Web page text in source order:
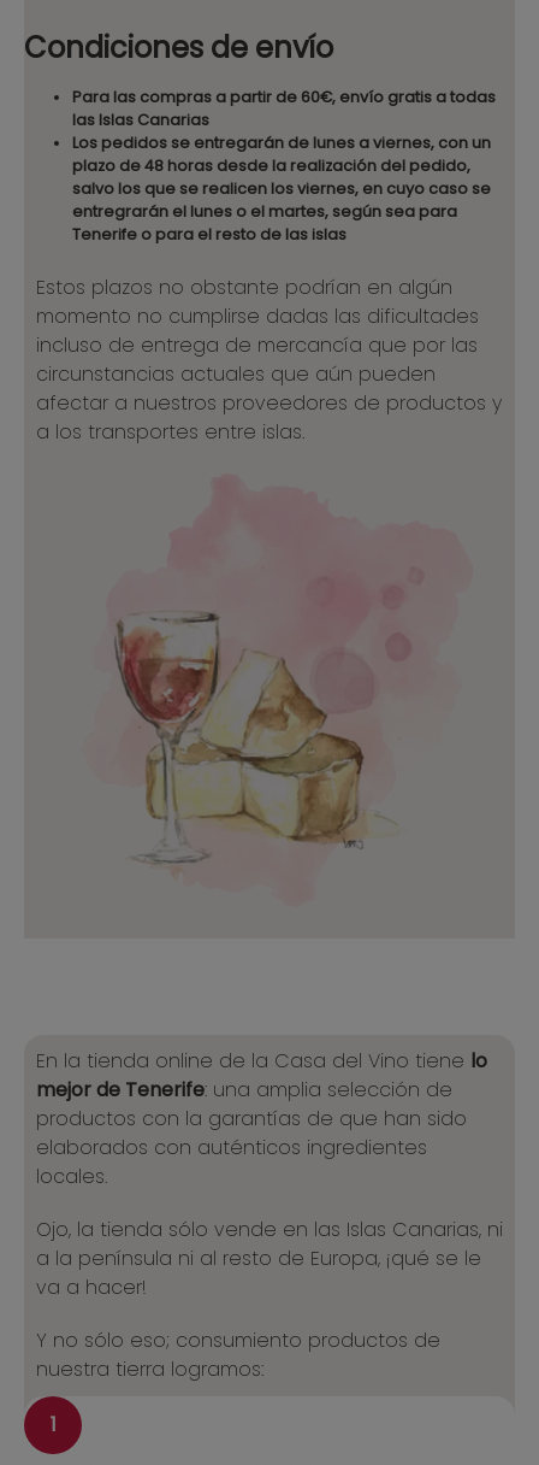
Condiciones de envío
Para las compras a partir de 60€, envío gratis a todas
las Islas Canarias
Los pedidos se entregarán de lunes a viernes, con un
plazo de 48 horas desde la realización del pedido,
salvo los que se realicen los viernes, en cuyo caso se
entregrarán el lunes o el martes, según sea para
Tenerife o para el resto de las islas
Estos plazos no obstante podrían en algún
momento no cumplirse dadas las dificultades
incluso de entrega de mercancía que por las
circunstancias actuales que aún pueden
afectar a nuestros proveedores de productos y
a los transportes entre islas.
En la tienda online de la Casa del Vino tiene lo
mejor de Tenerife: una amplia selección de
productos con la garantías de que han sido
elaborados con auténticos ingredientes
locales.
Ojo, la tienda sólo vende en las Islas Canarias, ni
a la península ni al resto de Europa, ¡qué se le
va a hacer!
Y no sólo eso; consumiento productos de
nuestra tierra logramos:
1